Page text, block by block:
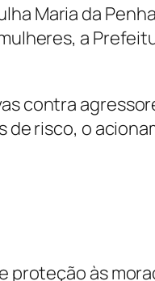
Maria da
a
contra
risco, o
às